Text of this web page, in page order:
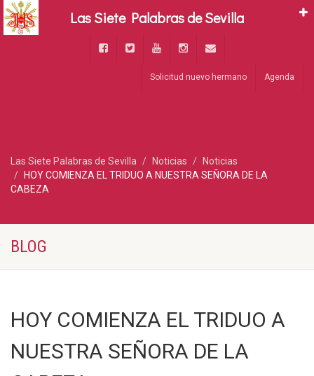
Solicitud nuevo hermano Agenda
Las Siete Palabras de Sevilla Noticias
Noticias
HOY COMIENZA EL TRIDUO A NUESTRA SEÑORA DE LA
CABEZA
BLOG
HOY COMIENZA EL TRIDUO A
NUESTRA SEÑORA DE LA
Las Siete Palabras de Sevilla